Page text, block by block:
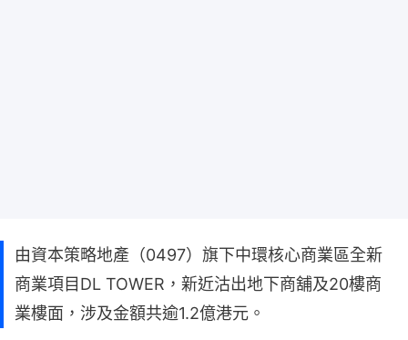
由資本策略地產（0497）旗下中環核心商業區全新
商業項目DL TOWER，新近沽出地下商舖及20樓商
業樓面，涉及金額共逾1.2億港元。